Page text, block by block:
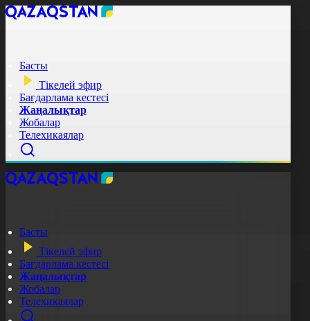
Басты
Тікелей эфир
Бағдарлама кестесі
Жаңалықтар
Жобалар
Телехикаялар
Басты
Тікелей эфир
Бағдарлама кестесі
Жаңалықтар
Жобалар
Телехикаялар